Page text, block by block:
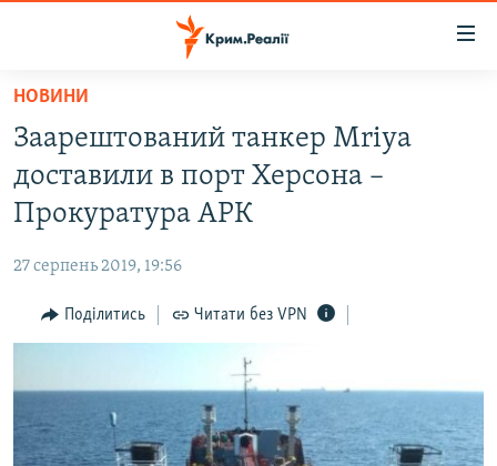
Перейти
основного
матеріалу
Перейти
до
основної
навігації
Перейти
до
ВОДА.КРИМ
ВІДЕО ТА ФОТО
БЛОГИ
ПОГЛЯД
ВСЕ ЗА ДЕНЬ
СПЕЦПРОЕКТИ
НОВИНИ
Заарештований танкер Mriya
доставили в порт Херсона –
Прокуратура АРК
27 серпень 2019, 19:56
Поділитись Читати без VPN